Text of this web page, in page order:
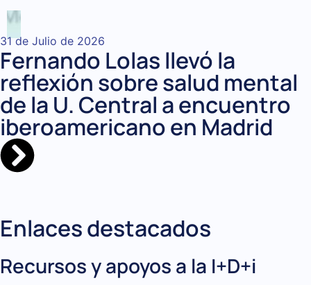
31 de Julio de 2026
Fernando Lolas llevó la
reflexión sobre salud mental
de la U. Central a encuentro
iberoamericano en Madrid
Enlaces destacados
Recursos y apoyos a la I+D+i